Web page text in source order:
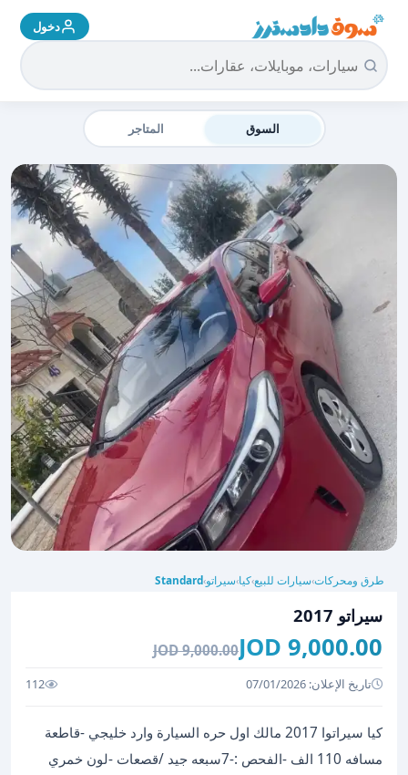
سوق دادسترز الرئيسية دخول
السوق المتاجر
طرق ومحركات›سيارات للبيع›كيا›سيراتو›
Standard
سيراتو 2017
9,000.00 JOD
9,000.00 JOD
تاريخ الإعلان: 07/01/2026 112
كيا سيراتوا 2017 مالك اول حره السيارة وارد خليجي -قاطعة
مسافه 110 الف -الفحص :-7سبعه جيد /قصعات -لون خمري